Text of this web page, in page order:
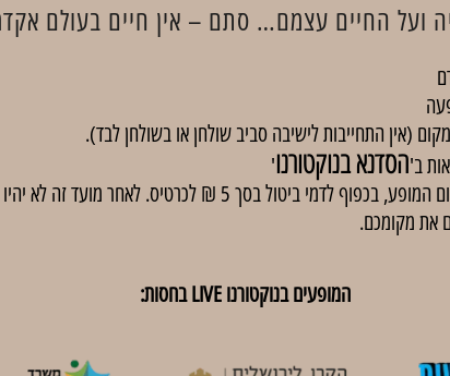
ועל החיים עצמם… סתם – אין חיים בעולם
(אין התחייבות לישיבה סביב שולחן או בשולחן לבד).
הסדנא בנוקטורנו'
באירועים בתשלום, ניתן לבטל כרטיסים עד 48 שעות לפני קיום המופע,
את מקומכם.
המופעים בנוקטורנו LIVE בחסות: